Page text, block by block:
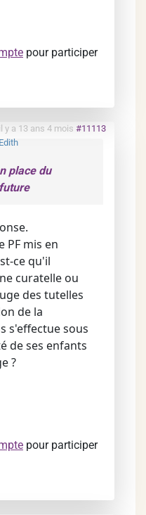
pour participer
il y a 13 ans 4 mois #11113
Edith
place du
PF mis en
ce qu'il
curatelle ou
des tutelles
de la
s'effectue sous
de ses enfants
?
pour participer